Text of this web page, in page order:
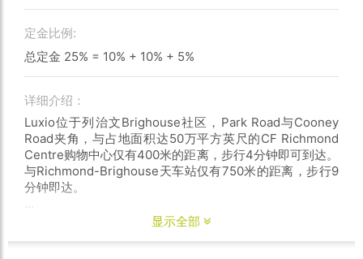
定金比例:
总定金 25% = 10% + 10% + 5%
详细介绍：
Luxio位于列治文Brighouse社区，Park Road与Cooney
Road夹角，与占地面积达50万平方英尺的CF Richmond
Centre购物中心仅有400米的距离，步行4分钟即可到达。
与Richmond-Brighouse天车站仅有750米的距离，步行9
分钟即达。
项目所在学区对应的小学为Cook Elementary，相距仅500
显示全部